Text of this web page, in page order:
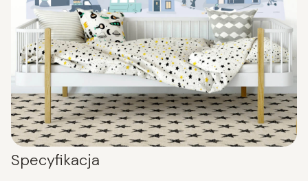
Specyfikacja